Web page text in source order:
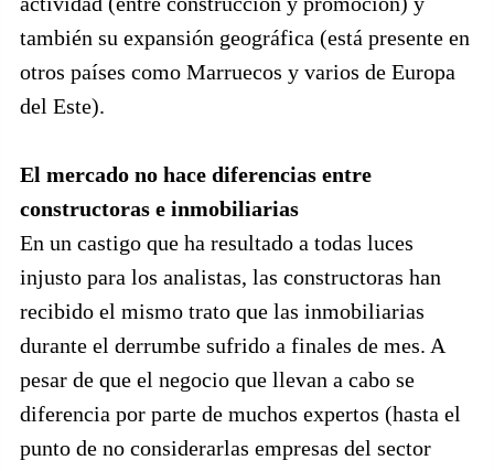
también su expansión geográfica (está presente en
otros países como Marruecos y varios de Europa
del Este).
El mercado no hace diferencias entre
constructoras e inmobiliarias
En un castigo que ha resultado a todas luces
injusto para los analistas, las constructoras han
recibido el mismo trato que las inmobiliarias
durante el derrumbe sufrido a finales de mes. A
pesar de que el negocio que llevan a cabo se
diferencia por parte de muchos expertos (hasta el
punto de no considerarlas empresas del sector